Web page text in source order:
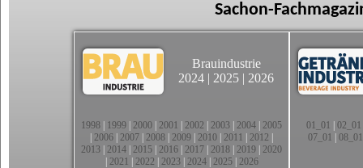
Sachon-
Brauindustrie
2024 | 2025 | 2026
1998 1999 2000 2001 2002 2003 2004 2005
2006 2007 2008 2009 2010 2011 2012
2013 2014 2015 2016 2017 2018 2019 2020
2021 2022 2023| 2024| 2025| 2026
01_01 02_01
07_01
08_01